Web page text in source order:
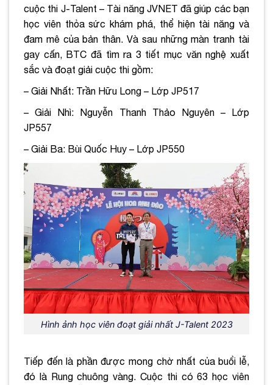
cuộc thi J-Talent – Tài năng JVNET đã giúp các bạn
học viên thỏa sức khám phá, thể hiện tài năng và
đam mê của bản thân. Và sau những màn tranh tài
gay cấn, BTC đã tìm ra 3 tiết mục văn nghệ xuất
sắc và đoạt giải cuộc thi gồm:
– Giải Nhất: Trần Hữu Long – Lớp JP517
– Giải Nhì: Nguyễn Thanh Thảo Nguyên – Lớp
JP557
– Giải Ba: Bùi Quốc Huy – Lớp JP550
Hình ảnh học viên đoạt giải nhất J-Talent 2023
Tiếp đến là phần được mong chờ nhất của buổi lễ,
đó là Rung chuông vàng. Cuộc thi có 63 học viên